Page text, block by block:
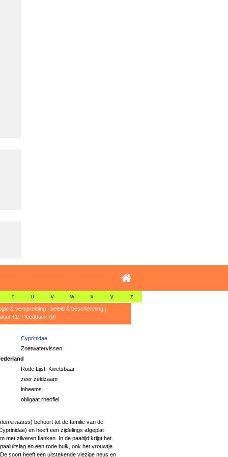
t u v w x y z
& verspreiding| beleid & bescherming|
(1) | feedback (0)
Cyprinidae
Zoetwatervissen
Rode Lijst: Kwetsbaar
zeer zeldzaam
inheems
obligaat rheofiel
nasus) behoort tot de familie van de
en heeft een zijdelings afgeplat
met zilveren flanken. In de paaitijd krijgt het
en een rode buik, ook het vrouwtje
soort heeft een uitstekende vlezige neus en